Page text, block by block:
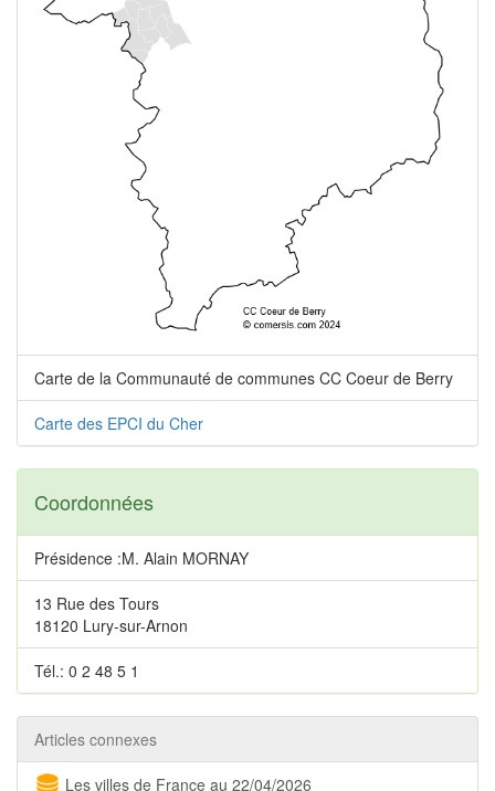
Carte de la Communauté de communes CC Coeur de Berry
Carte des EPCI du Cher
Coordonnées
Présidence :M. Alain MORNAY
13 Rue des Tours
18120 Lury-sur-Arnon
Tél.: 0 2 48 5 1
Articles connexes
Les villes de France au 22/04/2026